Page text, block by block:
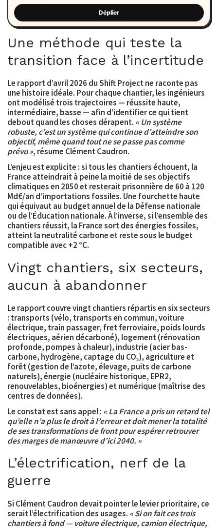
Une méthode qui teste la
transition face à l’incertitude
Le rapport d’avril 2026 du Shift Project ne raconte pas
une histoire idéale. Pour chaque chantier, les ingénieurs
ont modélisé trois trajectoires — réussite haute,
intermédiaire, basse — afin d’identifier ce qui tient
debout quand les choses dérapent. « Un système
robuste, c’est un système qui continue d’atteindre son
objectif, même quand tout ne se passe pas comme
prévu », résume Clément Caudron.
L’enjeu est explicite : si tous les chantiers échouent, la
France atteindrait à peine la moitié de ses objectifs
climatiques en 2050 et resterait prisonnière de 60 à 120
Md€/an d’importations fossiles. Une fourchette haute
qui équivaut au budget annuel de la Défense nationale
ou de l’Éducation nationale. À l’inverse, si l’ensemble des
chantiers réussit, la France sort des énergies fossiles,
atteint la neutralité carbone et reste sous le budget
compatible avec +2 °C.
Vingt chantiers, six secteurs,
aucun à abandonner
Le rapport couvre vingt chantiers répartis en six secteurs
: transports (vélo, transports en commun, voiture
électrique, train passager, fret ferroviaire, poids lourds
électriques, aérien décarboné), logement(rénovation
profonde, pompes à chaleur), industrie (acier bas-
carbone, hydrogène, captage du CO₂), agriculture et
forêt(gestion de l’azote, élevage, puits de carbone
naturels),énergie (nucléaire historique, EPR2,
renouvelables, bioénergies) etnumérique (maîtrise des
centres de données).
Le constat est sans appel : « La France a pris un retard tel
qu’elle n’a plus le droit à l’erreur et doit mener la totalité
de ses transformations de front pour espérer retrouver
des marges de manœuvre d’ici 2040. »
L’électrification, nerf de la
guerre
Si Clément Caudron devait pointer le levier prioritaire, ce
serait l’électrification des usages. « Si on fait ces trois
chantiers à fond — voiture électrique, camion électrique,